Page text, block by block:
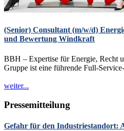
(Senior) Consultant (m/w/d)
und Bewertung Windkraft
BBH – Expertise für Energie, Recht
Gruppe ist eine führende Full-
weiter...
Pressemitteilung
Gefahr für den Industriestandort: